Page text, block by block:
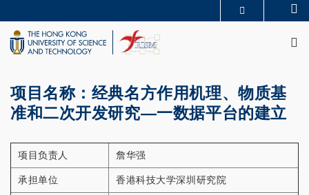
to
main
content
UNIVERSITY NEWS
LIFE@HKUST
项目名称：经典名方作用机理、物质基
准和二次开发研究—一数据平台的建立
项目负责人 詹华强
承担单位 香港科技大学深圳研究院